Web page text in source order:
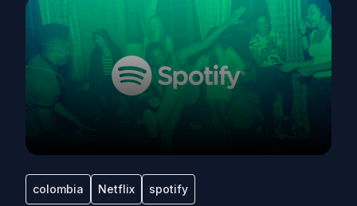
colombia Netflix spotify